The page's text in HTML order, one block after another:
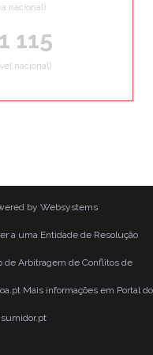
nacional)
115
nacional)
by Websystems
a uma Entidade de Resolução
de Arbitragem de Conflitos de
Mais informações em Portal do